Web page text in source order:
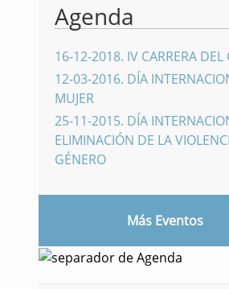
Agenda
16-12-2018. IV CARRERA
12-03-2016. DÍA
MUJER
25-11-2015. DÍA
ELIMINACIÓN DE LA
GÉNERO
Más Eventos